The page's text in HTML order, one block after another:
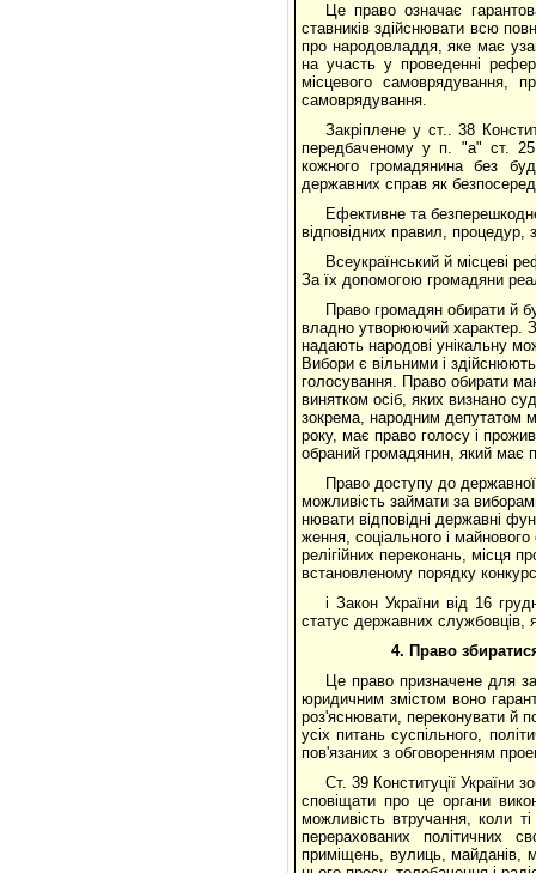
Це право означає
ставників здійснювати всю
про народовладдя, яке має
на участь у проведенні
місцевого самоврядування,
самоврядування.
Закріплене у ст.. 38
передбаченому у п. "а" ст. 25
кожного громадянина без
державних справ як
Ефективне та
відповідних правил, процедур,
Всеукраїнський й місцеві
За їх допомогою громадяни
Право громадян обирати й
владно утворюючий характер.
надають народові унікальну
Вибори є вільними і
голосування. Право обирати
винятком осіб, яких визнано
зокрема, народним депутатом
року, має право голосу і
обраний громадянин, який має
Право доступу до
можливість займати за
нювати відповідні державні
ження, соціального і майнового
релігійних переконань, місця
встановленому порядку
і Закон України від 16
статус державних службовців,
4. Право
Це право призначене для
юридичним змістом воно
роз'яснювати, переконувати й
усіх питань суспільного,
пов'язаних з обговоренням
Ст. 39 Конституції України
сповіщати про це органи
можливість втручання, коли
перерахованих політичних
приміщень, вулиць, майданів,